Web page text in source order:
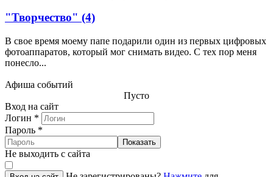
"Творчество" (4)
В свое время моему папе подарили один из первых цифровых
фотоаппаратов, который мог снимать видео. С тех пор меня
понесло...
Афиша событий
Пусто
Вход на сайт
Логин *
Пароль *
Показать
Не выходить с сайта